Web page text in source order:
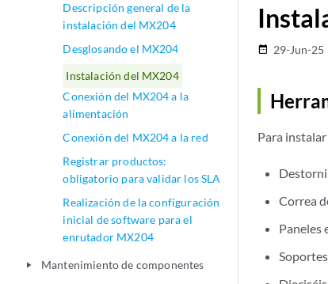
Descripción general de la
instalación del MX204
Desglosando el MX204
Instalación del MX204
Conexión del MX204 a la
alimentación
Conexión del MX204 a la red
Registrar productos:
obligatorio para validar los SLA
Realización de la configuración
inicial de software para el
enrutador MX204
play_arrow Mantenimiento de componentes
date_range 29-Jun-25
Para
Correa
Paneles